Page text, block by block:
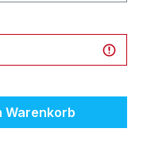
Warenkorb